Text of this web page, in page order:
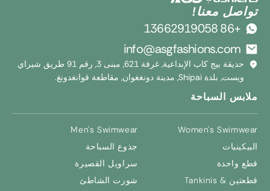
تواصل معنا!
+86 13662919058
info@asgfashions.com
حديقة بيج كاب الإبداعية, غرفة 621, مبنى 3, رقم 91 طريق شيراي
ويست, بلدة Shipai, مدينة دونغغوان, مقاطعة قوانغدونغ.
ملابس السباحة
Women's Swimwear
البيكينيات
قطع واحدة
قطعتين & Tankinis
Men's Swimwear
جذوع السباحة
سراويل القصيرة
شورت الشاطئ